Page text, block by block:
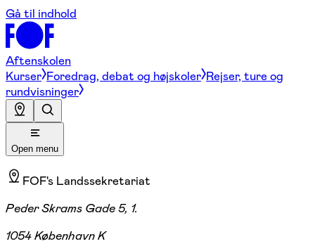
Gå til indhold
Aftenskolen
Kurser Foredrag, debat og højskoler Rejser, ture og
rundvisninger
Open menu
FOF's Landssekretariat
Peder Skrams Gade 5, 1.
1054 København K